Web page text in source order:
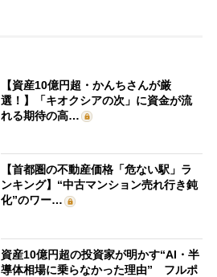
【資産10億円超・かんちさんが厳
選！】「キオクシアの次」に資金が流
れる期待の高…
【首都圏の不動産価格「危ない駅」ラ
ンキング】“中古マンション売れ行き鈍
化”のワー…
資産10億円超の投資家が明かす“AI・半
導体相場に乗らなかった理由” フルポ